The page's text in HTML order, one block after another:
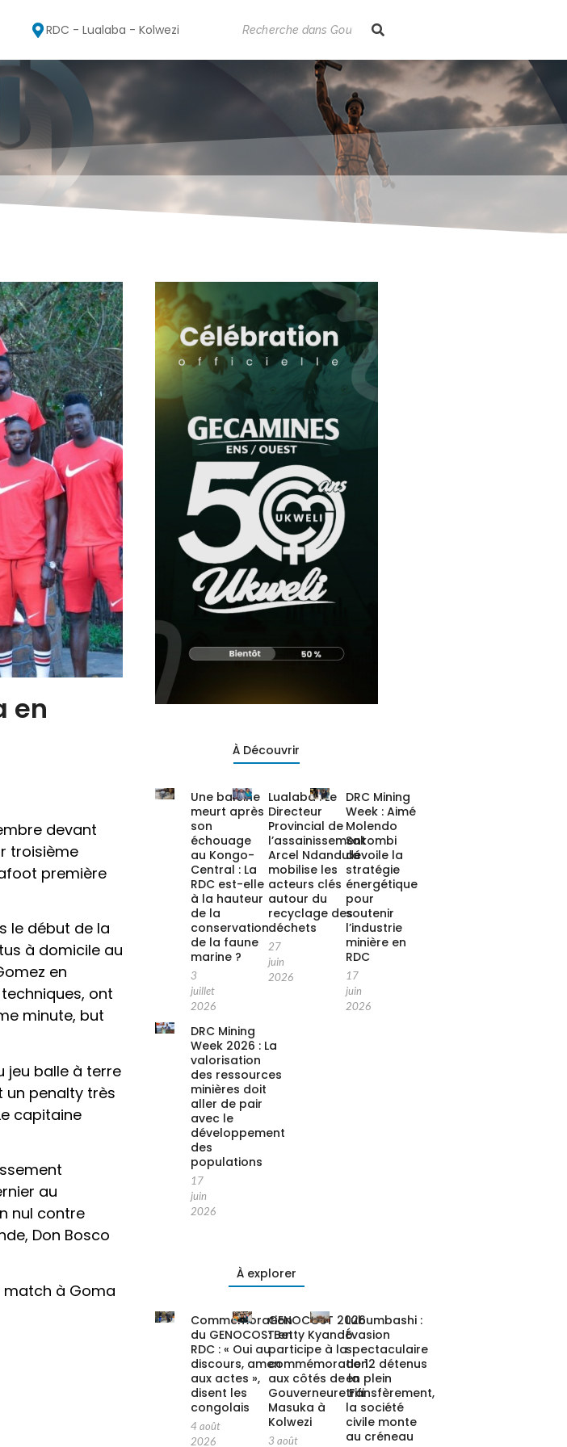
RDC - Lualaba - Kolwezi
en
devant
troisième
première
le début de la
à domicile au
en
ont
minute, but
jeu balle à terre
un penalty très
capitaine
au
nul contre
Don Bosco
match à Goma
À Découvrir
Une baleine
meurt après
son
échouage
au Kongo-
Central : La
RDC est-elle
à la hauteur
de la
conservation
de la faune
marine ?
3
juillet
2026
Lualaba : Le
Directeur
Provincial de
l’assainissement
Arcel Ndandula
mobilise les
acteurs clés
autour du
recyclage des
déchets
27
juin
2026
DRC Mining
Week : Aimé
Molendo
Sakombi
dévoile la
stratégie
énergétique
pour
soutenir
l’industrie
minière en
RDC
17
juin
2026
DRC Mining
Week 2026 : La
valorisation
des ressources
minières doit
aller de pair
avec le
développement
des
populations
17
juin
2026
À explorer
Commémoration
du GENOCOST en
RDC : « Oui au
discours, amen
aux actes »,
disent les
congolais
4 août
2026
GENOCOST 2026
: Betty Kyando
participe à la
commémoration
aux côtés de la
Gouverneure Fifi
Masuka à
Kolwezi
3 août
Lubumbashi :
Évasion
spectaculaire
de 12 détenus
en plein
transfèrement,
la société
civile monte
au créneau